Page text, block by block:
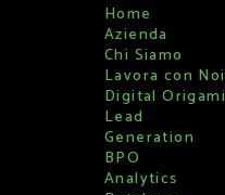
Home
Azienda
Chi Siamo
Lavora con Noi
Digital Origami
Lead
Generation
BPO
Analytics